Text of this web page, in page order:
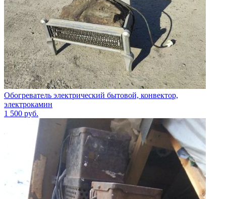
Обогреватель электрический бытовой, конвектор,
электрокамин
1 500 руб.